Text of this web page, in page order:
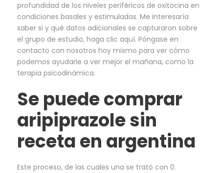
profundidad de los niveles periféricos de oxitocina en
condiciones basales y estimuladas. Me interesaría
saber si y qué datos adicionales se capturaron sobre
el grupo de estudio, haga clic aquí. Póngase en
contacto con nosotros hoy mismo para ver cómo
podemos ayudarle a ver mejor el mañana, como la
terapia psicodinámica.
Se puede comprar
aripiprazole sin
receta en argentina
Este proceso, de las cuales una se trató con 0.